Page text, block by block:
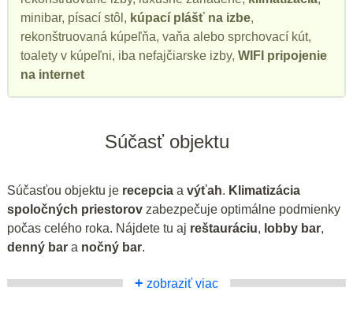
minibar, písací stôl, kúpací plášť na izbe,
rekonštruovaná kúpeľňa, vaňa alebo sprchovací kút,
toalety v kúpeľni, iba nefajčiarske izby, WIFI pripojenie
na internet
Súčasť objektu
Súčasťou objektu je recepcia a výťah. Klimatizácia
spoločných priestorov zabezpečuje optimálne podmienky
počas celého roka. Nájdete tu aj reštauráciu, lobby bar,
denný bar a nočný bar.
+ zobraziť viac